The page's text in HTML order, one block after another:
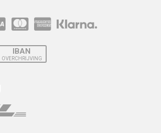
IBAN
OVERCHRIJVING